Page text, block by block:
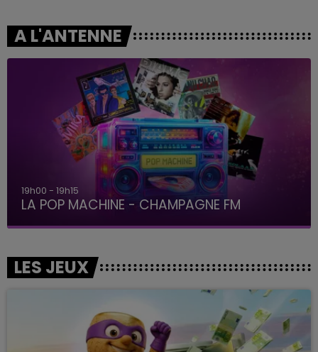
A L'ANTENNE
19h00 - 19h15
LA POP MACHINE - CHAMPAGNE FM
LES JEUX